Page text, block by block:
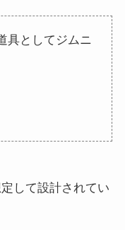
具としてジムニ
して設計されてい